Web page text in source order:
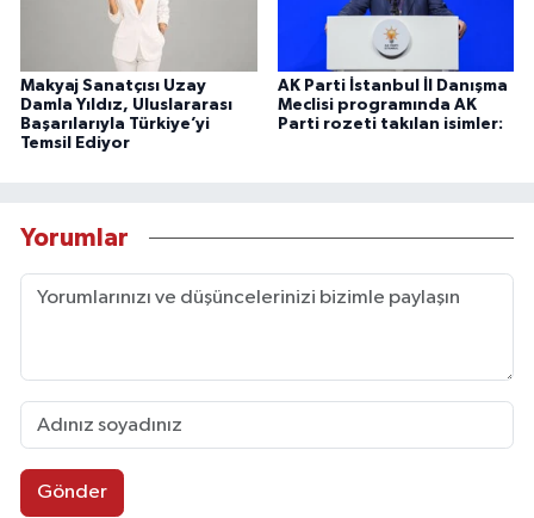
Makyaj Sanatçısı Uzay
Damla Yıldız, Uluslararası
Başarılarıyla Türkiye’yi
Temsil Ediyor
AK Parti İstanbul İl Danışma
Meclisi programında AK
Parti rozeti takılan isimler:
Yorumlar
Gönder